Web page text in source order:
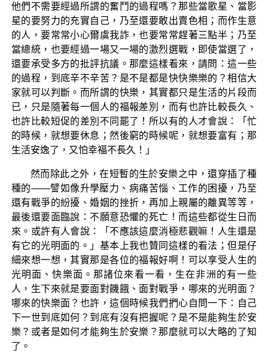
他們不需要經過所謂的奮鬥的過程嗎？那些當歌星、當影
星的要努力的充實自己，乃至還要敢出賣色相；而作生意
的人，要常常小心爾虞我詐，也要常常趕著三點半；乃至
當總統，也要經過一場又一場的激烈選戰，即使當選了，
還要承受多方的批評抗議。那麼這樣看來，請問：這一些
的過程，到底辛不辛苦？是不是都是快快樂樂的？相信大
家就可以判斷。而所謂的快樂，其實都只是生活的片段而
已，只是隨著每一個人的福報差別，而有也許比較長久、
也許比較短促的差別不同罷了！所以有的人才會說：「忙
的時候，就想要休息；然後窮的時候呢，就想要富有；那
生活安逸了，又怕幸福不長久！」
然而除此之外，在短暫的生於安樂之中，還穿插了種
種的——譬如像升學壓力、病痛苦惱、工作的困擾，乃至
還有戰爭的紛擾、婚姻的挫折，再加上親屬的離異等等，
最後還要面臨說：不願意恐懼的死亡！而這些都從生日而
來。或許有人會說：「不應該這麼消極悲觀嘛！人生還是
有它的光明面的。」基本上我也贊同這樣的看法；但是仔
細來想一想，其實那是各位的福報好啊！可以享受人生的
光明面、快樂面。那諸位來看一看，生在非洲的有一些
人，生下來就是要面對饑餓、面對戰爭，哪來的光明面？
哪來的快樂面？也許，這個時候我們捫心自問一下：自己
下一世到底如何？到底有沒有把握呢？是不是能夠生於安
樂？或者是如何才能夠生於安樂？那麼就可以大略的了知
了。